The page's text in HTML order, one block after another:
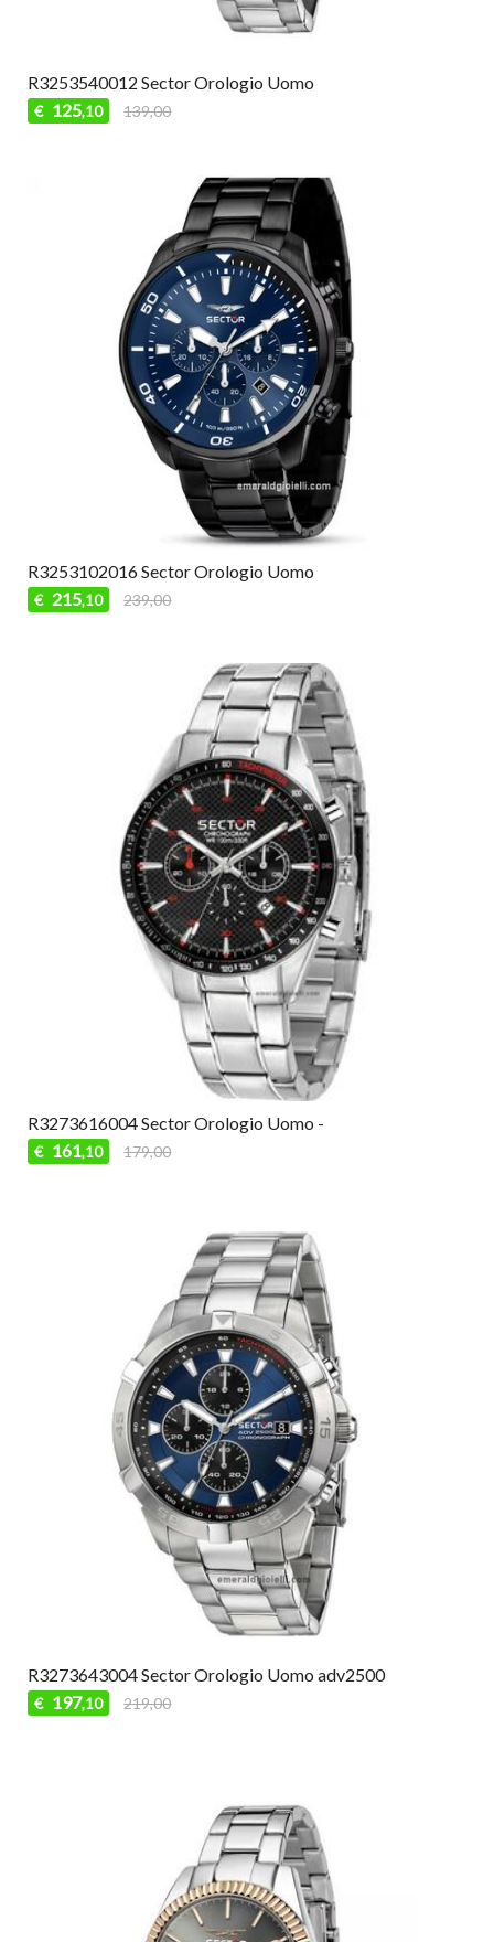
R3253540012 Sector Orologio Uomo
€ 125,10 139,00
R3253102016 Sector Orologio Uomo
€ 215,10 239,00
R3273616004 Sector Orologio Uomo -
€ 161,10 179,00
R3273643004 Sector Orologio Uomo adv2500
€ 197,10 219,00